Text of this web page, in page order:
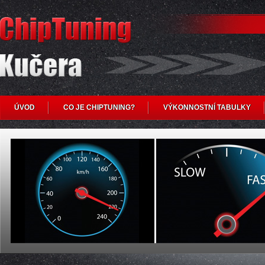
ÚVOD CO JE CHIPTUNING? VÝKONNOSTNÍ TABULKY